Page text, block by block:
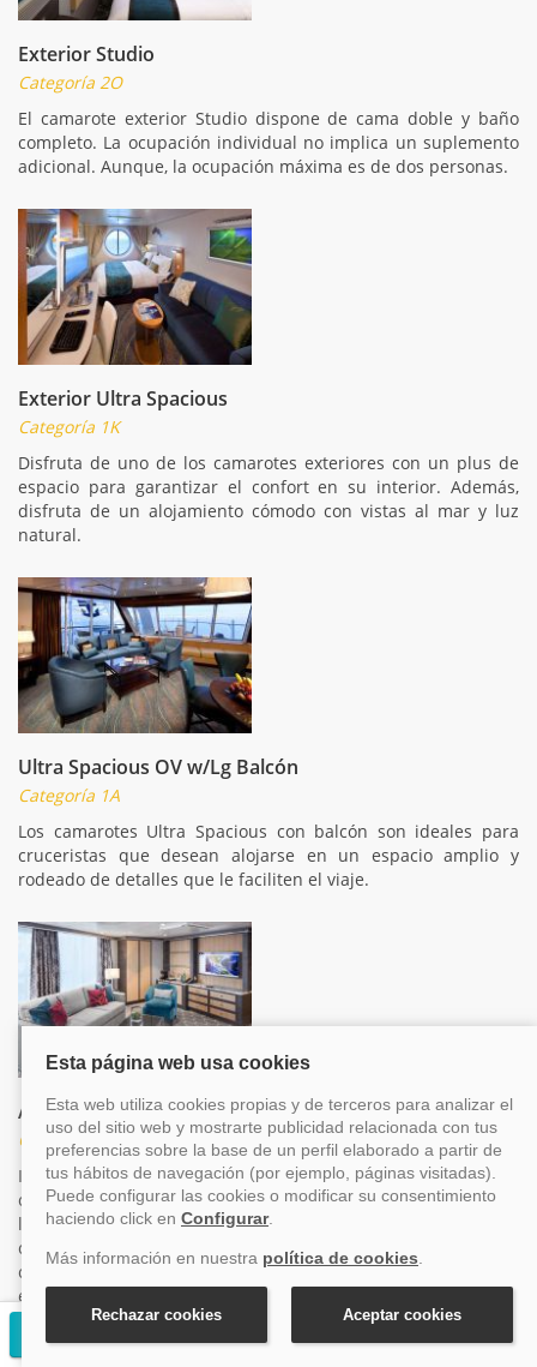
Exterior Studio
Categoría 2O
El camarote exterior Studio dispone de cama doble y baño
completo. La ocupación individual no implica un suplemento
adicional. Aunque, la ocupación máxima es de dos personas.
Exterior Ultra Spacious
Categoría 1K
Disfruta de uno de los camarotes exteriores con un plus de
espacio para garantizar el confort en su interior. Además,
disfruta de un alojamiento cómodo con vistas al mar y luz
natural.
Ultra Spacious OV w/Lg Balcón
Categoría 1A
Los camarotes Ultra Spacious con balcón son ideales para
cruceristas que desean alojarse en un espacio amplio y
rodeado de detalles que le faciliten el viaje.
AquaTheater Suite espaciosa de dos dormitorios
Categorías A1, A2
Incluye dos dormitorios con dos camas individuales que se
convierten en una Royal King de 1,84 m de ancho por 2 m de
largo y dos camas de techo estilo nido. Tocador con silla en
cada dormitorio, sala de estar con sofá que se convierte en
cama doble, comedor, entrada de mármol, centro de
entretenimiento y dos baños, el baño principal con bañera.
Balcón amplio con mesa y sillas. Dimensiones: 76,46 m² y
balcón de 71,72 m².